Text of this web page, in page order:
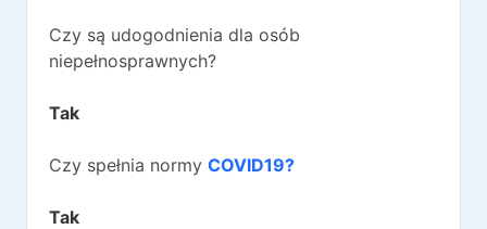
Czy są udogodnienia dla osób
niepełnosprawnych?
Tak
Czy spełnia normy COVID19?
Tak